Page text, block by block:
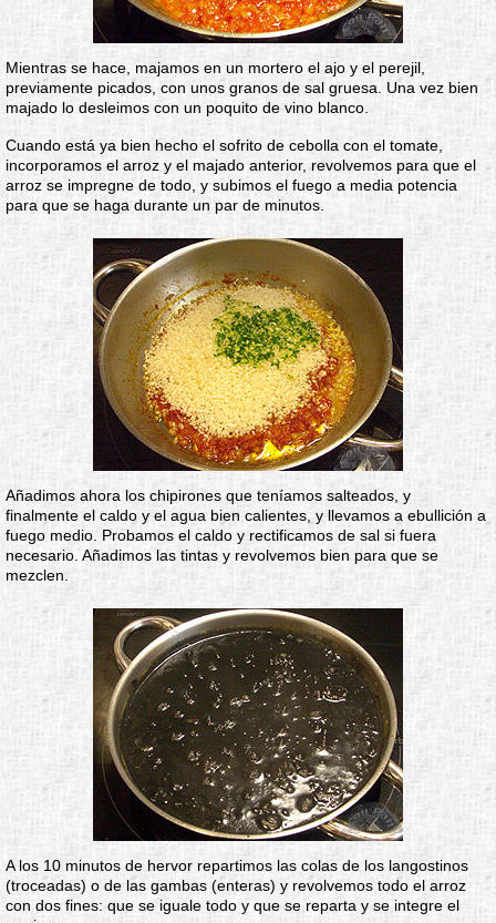
Mientras se hace, majamos en un mortero el ajo y el perejil,
previamente picados, con unos granos de sal gruesa. Una vez bien
majado lo desleimos con un poquito de vino blanco.
Cuando está ya bien hecho el sofrito de cebolla con el tomate,
incorporamos el arroz y el majado anterior, revolvemos para que el
arroz se impregne de todo, y subimos el fuego a media potencia
para que se haga durante un par de minutos.
Añadimos ahora los chipirones que teníamos salteados, y
finalmente el caldo y el agua bien calientes, y llevamos a ebullición a
fuego medio. Probamos el caldo y rectificamos de sal si fuera
necesario. Añadimos las tintas y revolvemos bien para que se
mezclen.
A los 10 minutos de hervor repartimos las colas de los langostinos
(troceadas) o de las gambas (enteras) y revolvemos todo el arroz
con dos fines: que se iguale todo y que se reparta y se integre el